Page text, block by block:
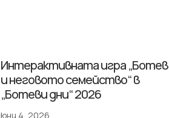
Интерактивната игра „Ботев
и неговото семейство“ в
„Ботеви дни“ 2026
юни 4, 2026